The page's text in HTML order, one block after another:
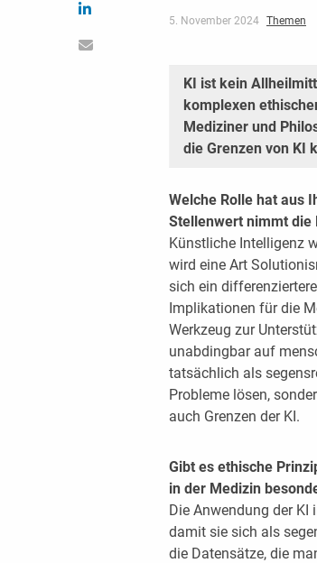
5. November 2024 Themen
KI ist kein
komplexen
Mediziner und
die Grenzen von KI
Welche Rolle hat aus
Stellenwert nimmt die
Künstliche Intelligenz
wird eine Art
sich ein
Implikationen für die
Werkzeug zur
unabdingbar auf
tatsächlich als
Probleme lösen,
auch Grenzen der KI.
Gibt es ethische
in der Medizin
Die Anwendung der KI
damit sie sich als
die Datensätze, die